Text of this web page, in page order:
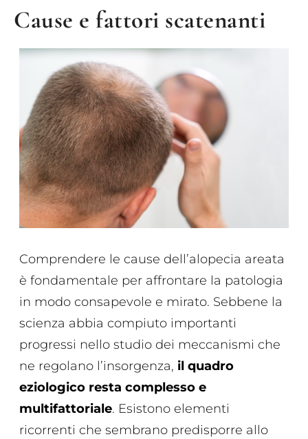
Cause e fattori scatenanti
Comprendere le cause dell’alopecia areata
è fondamentale per affrontare la patologia
in modo consapevole e mirato. Sebbene la
scienza abbia compiuto importanti
progressi nello studio dei meccanismi che
ne regolano l’insorgenza, il quadro
eziologico resta complesso e
multifattoriale. Esistono elementi
ricorrenti che sembrano predisporre allo